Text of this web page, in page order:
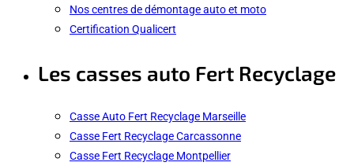
Nos centres de démontage auto et moto
Certification Qualicert
Les casses auto Fert Recyclage
Casse Auto Fert Recyclage Marseille
Casse Fert Recyclage Carcassonne
Casse Fert Recyclage Montpellier